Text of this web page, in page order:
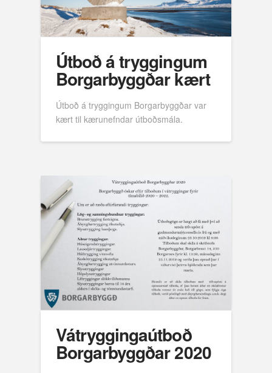
Útboð á tryggingum
Borgarbyggðar kært
Útboð á tryggingum Borgarbyggðar var
kært til kærunefndar útboðsmála.
Vátryggingaútboð
Borgarbyggðar 2020